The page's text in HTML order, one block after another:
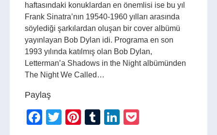
haftasındaki konuklardan en önemlisi ise bu yıl
Frank Sinatra’nın 19540-1960 yılları arasında
söylediği şarkılardan oluşan bir cover albümü
yayınlayan Bob Dylan idi. Programa en son
1993 yılında katılmış olan Bob Dylan,
Letterman’a Shadows in the Night albümünden
The Night We Called…
Paylaş
Facebook
TwitterPinterest
TumblrLinkedIn